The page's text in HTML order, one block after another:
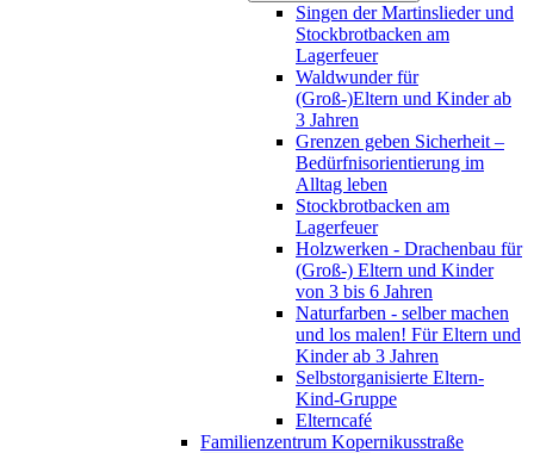
Singen der Martinslieder und
Stockbrotbacken am
Lagerfeuer
Waldwunder für
(Groß-)Eltern und Kinder ab
3 Jahren
Grenzen geben Sicherheit –
Bedürfnisorientierung im
Alltag leben
Stockbrotbacken am
Lagerfeuer
Holzwerken - Drachenbau für
(Groß-) Eltern und Kinder
von 3 bis 6 Jahren
Naturfarben - selber machen
und los malen! Für Eltern und
Kinder ab 3 Jahren
Selbstorganisierte Eltern-
Kind-Gruppe
Elterncafé
Familienzentrum Kopernikusstraße